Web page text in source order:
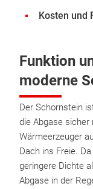
Kosten und
Funktion
moderne
Der Schornstein
die Abgase
Wärmeerzeuger
Dach ins Freie.
geringere Dichte
Abgase in der